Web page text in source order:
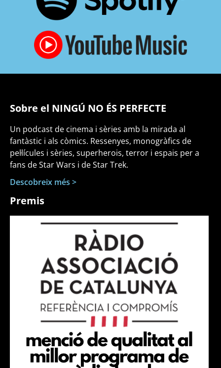
Sobre el NINGÚ NO ÉS PERFECTE
Un podcast de cinema i sèries amb la mirada al
fantàstic i als còmics. Ressenyes, monogràfics de
pel·lícules i sèries, superherois, terror i espais per a
fans de Star Wars i de Star Trek.
Descobreix més >
Premis